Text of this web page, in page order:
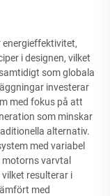
i designen, vilket
som globala
investerar
med fokus på att
som minskar
alternativ.
med variabel
varvtal
resulterar i
med